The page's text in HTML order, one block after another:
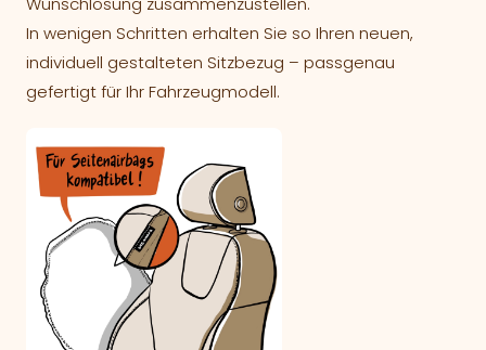
In wenigen Schritten erhalten Sie so Ihren neuen,
individuell gestalteten Sitzbezug – passgenau
gefertigt für Ihr Fahrzeugmodell.